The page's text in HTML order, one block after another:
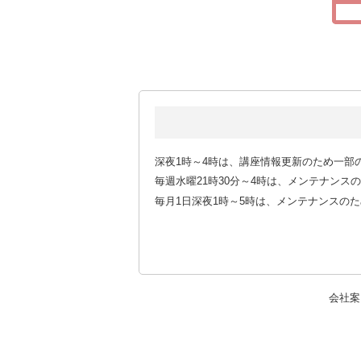
深夜1時～4時は、講座情報更新のため一部
毎週水曜21時30分～4時は、メンテナンス
毎月1日深夜1時～5時は、メンテナンスの
会社